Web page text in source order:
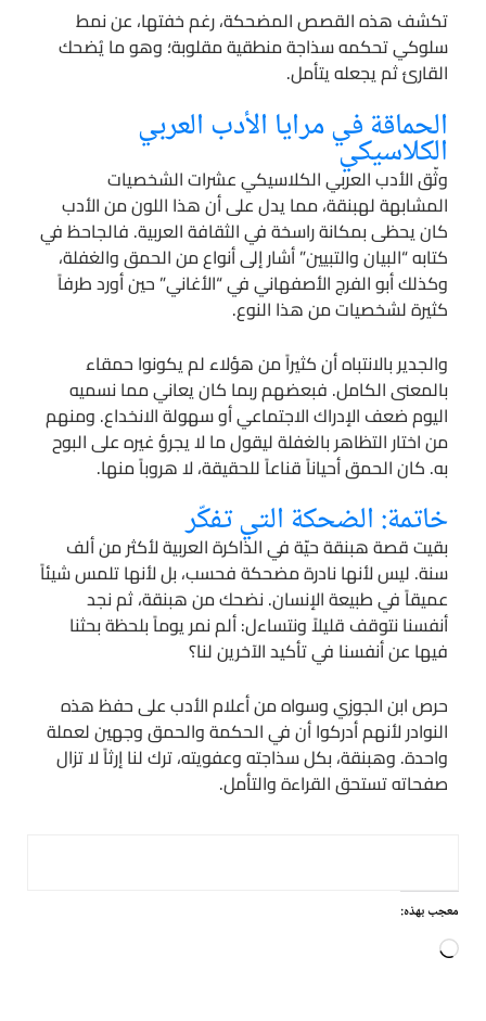
تكشف هذه القصص المضحكة، رغم خفتها، عن نمط
سلوكي تحكمه سذاجة منطقية مقلوبة؛ وهو ما يُضحك
القارئ ثم يجعله يتأمل.
الحماقة في مرايا الأدب العربي
الكلاسيكي
وثّق الأدب العربي الكلاسيكي عشرات الشخصيات
المشابهة لهبنقة، مما يدل على أن هذا اللون من الأدب
كان يحظى بمكانة راسخة في الثقافة العربية. فالجاحظ في
كتابه “البيان والتبيين” أشار إلى أنواع من الحمق والغفلة،
وكذلك أبو الفرج الأصفهاني في “الأغاني” حين أورد طرفاً
كثيرة لشخصيات من هذا النوع.
والجدير بالانتباه أن كثيراً من هؤلاء لم يكونوا حمقاء
بالمعنى الكامل. فبعضهم ربما كان يعاني مما نسميه
اليوم ضعف الإدراك الاجتماعي أو سهولة الانخداع. ومنهم
من اختار التظاهر بالغفلة ليقول ما لا يجرؤ غيره على البوح
به. كان الحمق أحياناً قناعاً للحقيقة، لا هروباً منها.
خاتمة: الضحكة التي تفكّر
بقيت قصة هبنقة حيّة في الذاكرة العربية لأكثر من ألف
سنة. ليس لأنها نادرة مضحكة فحسب، بل لأنها تلمس شيئاً
عميقاً في طبيعة الإنسان. نضحك من هبنقة، ثم نجد
أنفسنا نتوقف قليلاً ونتساءل: ألم نمر يوماً بلحظة بحثنا
فيها عن أنفسنا في تأكيد الآخرين لنا؟
حرص ابن الجوزي وسواه من أعلام الأدب على حفظ هذه
النوادر لأنهم أدركوا أن في الحكمة والحمق وجهين لعملة
واحدة. وهبنقة، بكل سذاجته وعفويته، ترك لنا إرثاً لا تزال
صفحاته تستحق القراءة والتأمل.
معجب بهذه:
جاري